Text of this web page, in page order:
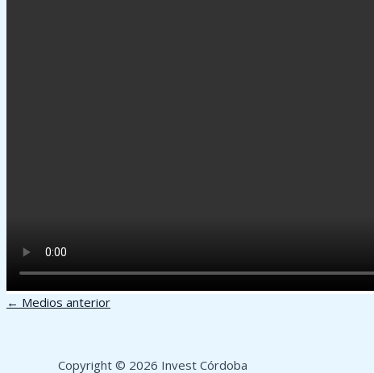
← Medios anterior
Copyright © 2026 Invest Córdoba